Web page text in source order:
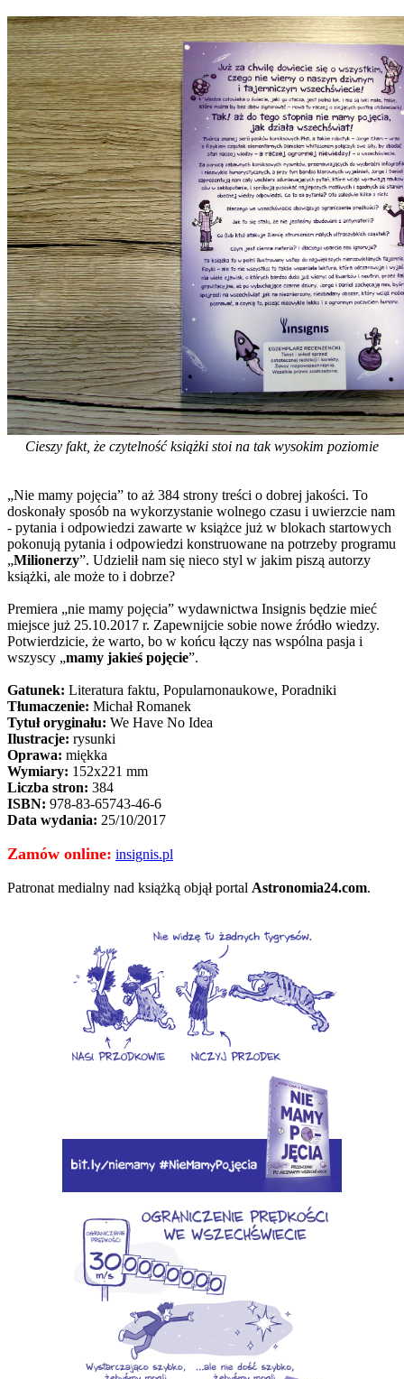
Cieszy fakt, że czytelność książki stoi na tak wysokim poziomie
„Nie mamy pojęcia” to aż 384 strony treści o dobrej jakości. To
doskonały sposób na wykorzystanie wolnego czasu i uwierzcie nam
- pytania i odpowiedzi zawarte w książce już w blokach startowych
pokonują pytania i odpowiedzi konstruowane na potrzeby programu
„Milionerzy”. Udzielił nam się nieco styl w jakim piszą autorzy
książki, ale może to i dobrze?
Premiera „nie mamy pojęcia” wydawnictwa Insignis będzie mieć
miejsce już 25.10.2017 r. Zapewnijcie sobie nowe źródło wiedzy.
Potwierdzicie, że warto, bo w końcu łączy nas wspólna pasja i
wszyscy „mamy jakieś pojęcie”.
Gatunek: Literatura faktu, Popularnonaukowe, Poradniki
Tłumaczenie: Michał Romanek
Tytuł oryginału: We Have No Idea
Ilustracje: rysunki
Oprawa: miękka
Wymiary: 152x221 mm
Liczba stron: 384
ISBN: 978-83-65743-46-6
Data wydania: 25/10/2017
Zamów online: insignis.pl
Patronat medialny nad książką objął portal Astronomia24.com.